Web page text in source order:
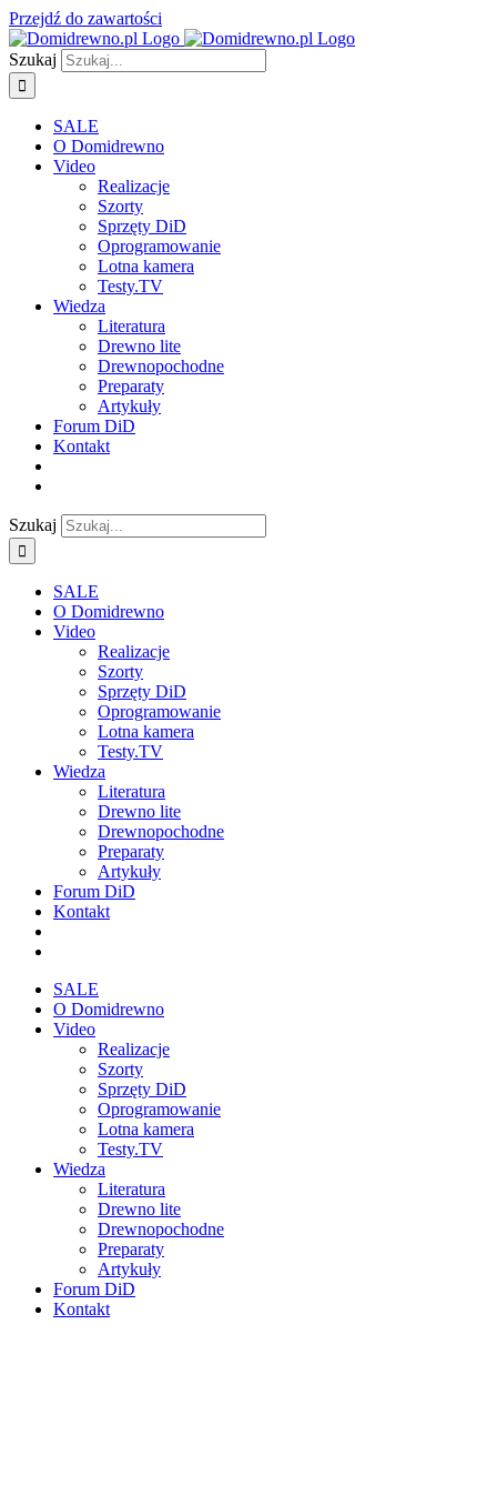
Przejdź do zawartości
Szukaj
SALE
O Domidrewno
Video
Realizacje
Szorty
Sprzęty DiD
Oprogramowanie
Lotna kamera
Testy.TV
Wiedza
Literatura
Drewno lite
Drewnopochodne
Preparaty
Artykuły
Forum DiD
Kontakt
Szukaj
SALE
O Domidrewno
Video
Realizacje
Szorty
Sprzęty DiD
Oprogramowanie
Lotna kamera
Testy.TV
Wiedza
Literatura
Drewno lite
Drewnopochodne
Preparaty
Artykuły
Forum DiD
Kontakt
SALE
O Domidrewno
Video
Realizacje
Szorty
Sprzęty DiD
Oprogramowanie
Lotna kamera
Testy.TV
Wiedza
Literatura
Drewno lite
Drewnopochodne
Preparaty
Artykuły
Forum DiD
Kontakt